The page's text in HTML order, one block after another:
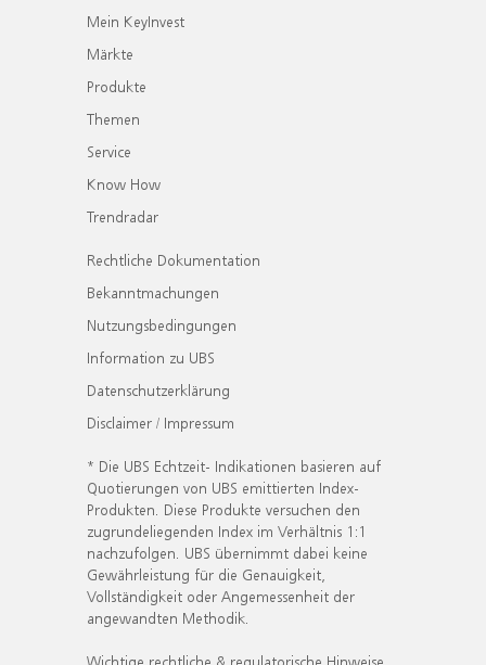
Mein KeyInvest
Märkte
Produkte
Themen
Service
Know How
Trendradar
Rechtliche Dokumentation
Bekanntmachungen
Nutzungsbedingungen
Information zu UBS
Datenschutzerklärung
Disclaimer / Impressum
* Die UBS Echtzeit- Indikationen basieren auf
Quotierungen von UBS emittierten Index-
Produkten. Diese Produkte versuchen den
zugrundeliegenden Index im Verhältnis 1:1
nachzufolgen. UBS übernimmt dabei keine
Gewährleistung für die Genauigkeit,
Vollständigkeit oder Angemessenheit der
angewandten Methodik.